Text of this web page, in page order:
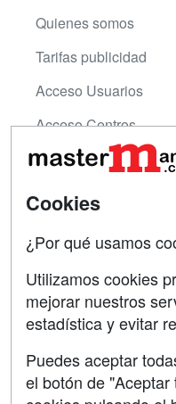
Quienes somos
Tarifas publicidad
Acceso Usuarios
Acceso Centros
Contactar
Copyleft
Grupo formazion:
Cookies
¿Por qué usamos
Utilizamos cookies
mejorar nuestros
estadística y evitar
Puedes aceptar
el botón de